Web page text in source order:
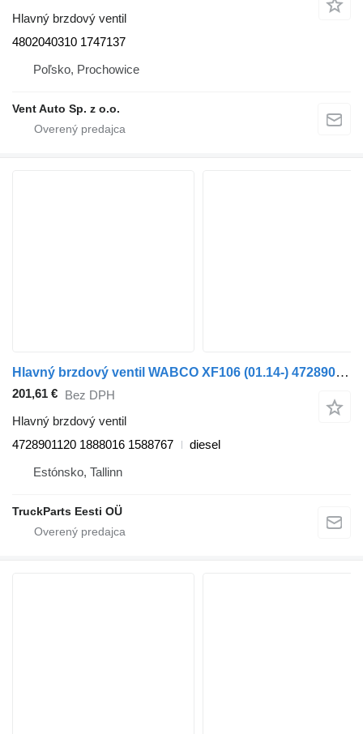
Hlavný brzdový ventil
4802040310 1747137
Poľsko, Prochowice
Vent Auto Sp. z o.o.
Hlavný brzdový ventil WABCO XF106 (01.14-) 4728901120 na ťahača DAF XF106 (2014-)
201,61 € Bez DPH
Hlavný brzdový ventil
4728901120 1888016 1588767
diesel
Estónsko, Tallinn
TruckParts Eesti OÜ